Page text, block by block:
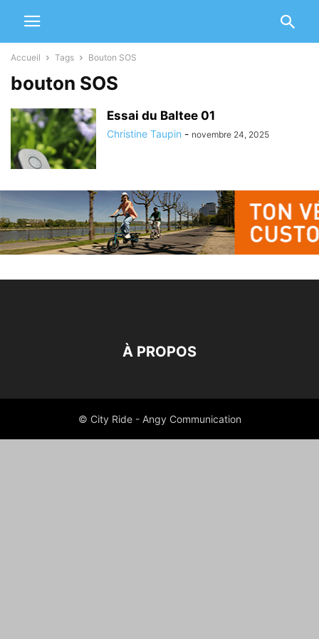
Accueil Tags Bouton SOS
bouton SOS
Essai du Baltee 01
Christine Taupin - novembre 24, 2025
À PROPOS
© City Ride - Angy Communication